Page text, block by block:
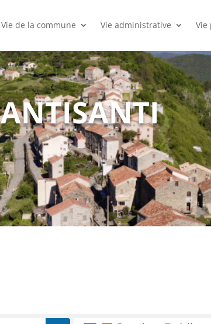
Vie de la commune Vie administrative Vie
ANTISANTI